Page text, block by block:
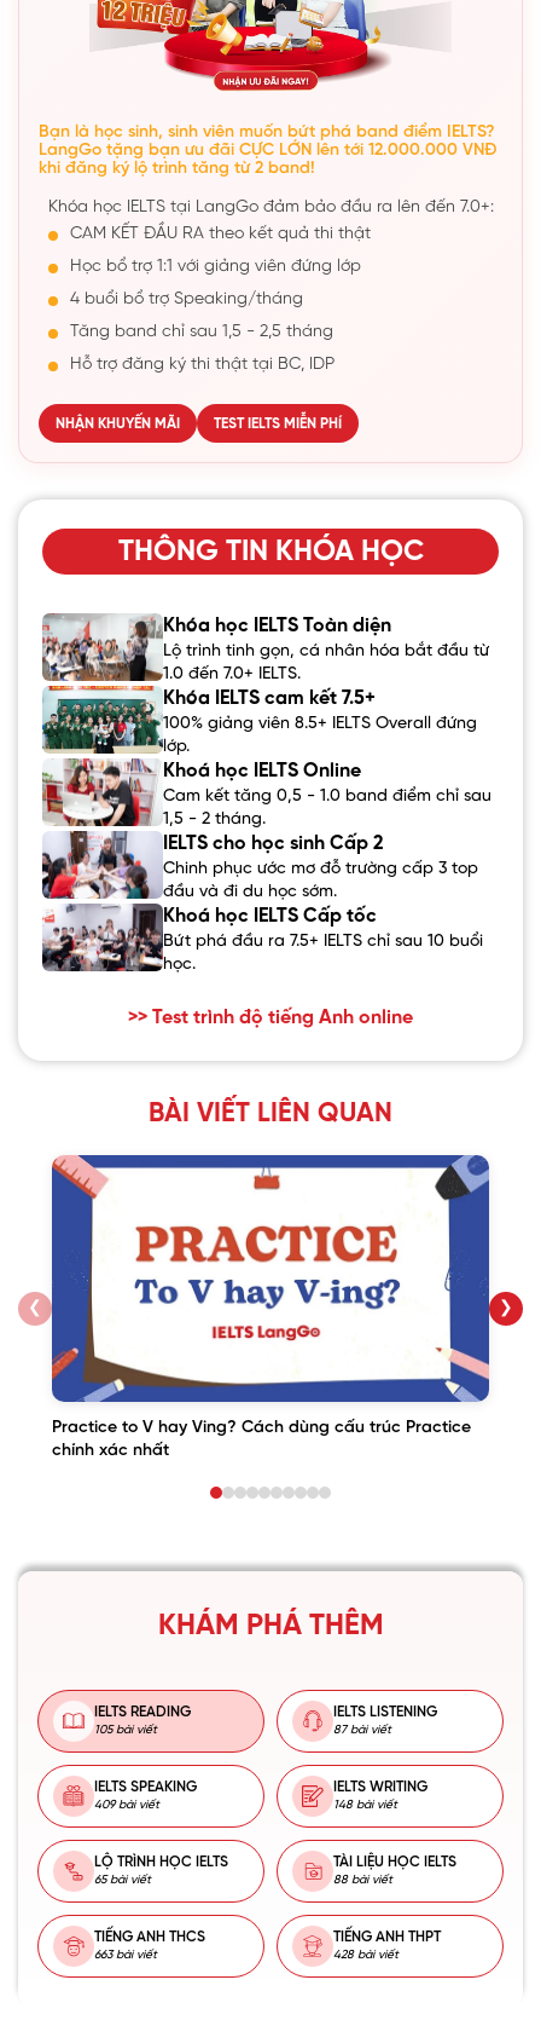
Bạn là học sinh, sinh viên muốn bứt phá band điểm IELTS?
LangGo tặng bạn ưu đãi CỰC LỚN lên tới 12.000.000 VNĐ
khi đăng ký lộ trình tăng từ 2 band!
Khóa học IELTS tại LangGo đảm bảo đầu ra lên đến 7.0+:
CAM KẾT ĐẦU RA theo kết quả thi thật
Học bổ trợ 1:1 với giảng viên đứng lớp
4 buổi bổ trợ Speaking/tháng
Tăng band chỉ sau 1,5 - 2,5 tháng
Hỗ trợ đăng ký thi thật tại BC, IDP
NHẬN KHUYẾN MÃI TEST IELTS MIỄN PHÍ
THÔNG TIN KHÓA HỌC
Khóa học IELTS Toàn diện
Lộ trình tinh gọn, cá nhân hóa bắt đầu từ
1.0 đến 7.0+ IELTS.
Khóa IELTS cam kết 7.5+
100% giảng viên 8.5+ IELTS Overall đứng
lớp.
Khoá học IELTS Online
Cam kết tăng 0,5 - 1.0 band điểm chỉ sau
1,5 - 2 tháng.
IELTS cho học sinh Cấp 2
Chinh phục ước mơ đỗ trường cấp 3 top
đầu và đi du học sớm.
Khoá học IELTS Cấp tốc
Bứt phá đầu ra 7.5+ IELTS chỉ sau 10 buổi
học.
>> Test trình độ tiếng Anh online
BÀI VIẾT LIÊN QUAN
❮
Practice to V hay Ving? Cách dùng cấu trúc Practice
chính xác nhất
❯
KHÁM PHÁ THÊM
IELTS READING
105 bài viết
IELTS LISTENING
87 bài viết
IELTS SPEAKING
409 bài viết
IELTS WRITING
148 bài viết
LỘ TRÌNH HỌC IELTS
65 bài viết
TÀI LIỆU HỌC IELTS
88 bài viết
TIẾNG ANH THCS
663 bài viết
TIẾNG ANH THPT
428 bài viết